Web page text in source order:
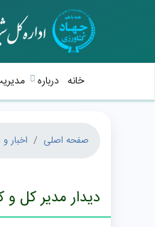
خانه درباره
صفحه اصلی اخبار
دیدار مدیر کل و